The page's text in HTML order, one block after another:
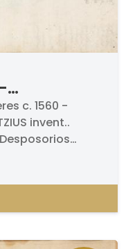
de Santa
c. 1560 -
invent..